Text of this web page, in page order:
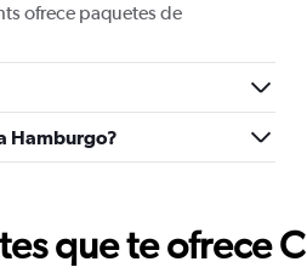
ofrece paquetes de
Hamburgo?
que te ofrece